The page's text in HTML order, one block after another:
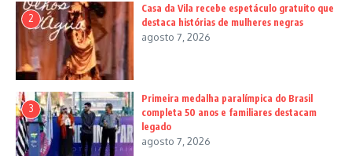
2
Casa da Vila recebe espetáculo gratuito que
destaca histórias de mulheres negras
agosto 7, 2026
3
Primeira medalha paralímpica do Brasil
completa 50 anos e familiares destacam
legado
agosto 7, 2026